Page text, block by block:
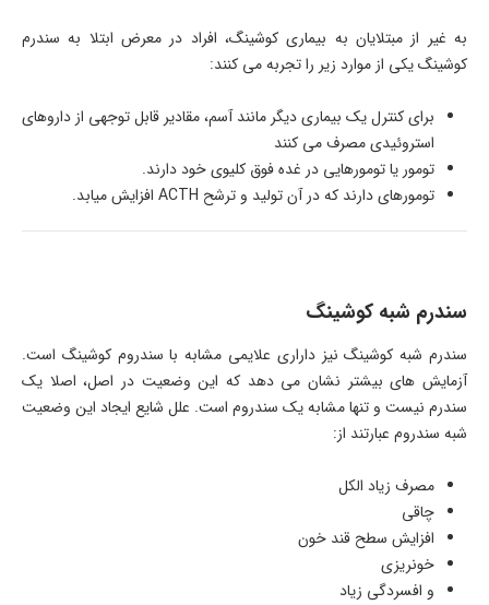
به غیر از مبتلایان به بیماری کوشینگ، افراد در معرض ابتلا به سندرم
کوشینگ یکی از موارد زیر را تجربه می کنند:
برای کنترل یک بیماری دیگر مانند آسم، مقادیر قابل توجهی از داروهای
استروئیدی مصرف می کنند
تومور یا تومورهایی در غده فوق کلیوی خود دارند.
تومورهای دارند که در آن تولید و ترشح ACTH افزایش میابد.
سندرم شبه كوشینگ
سندرم شبه کوشینگ نیز داراری علایمی مشابه با سندروم کوشینگ است.
آزمایش های بیشتر نشان می دهد که این وضعیت در اصل، اصلا یک
سندرم نیست و تنها مشابه یک سندروم است. علل شایع ایجاد این وضعیت
شبه سندروم عبارتند از:
مصرف زیاد الکل
چاقی
افزایش سطح قند خون
خونریزی
و افسردگی زیاد